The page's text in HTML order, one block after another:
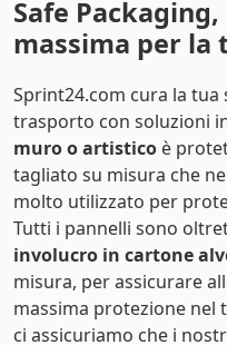
Safe
massima per la
Sprint24.com cura la
trasporto con soluzioni
muro o artistico è
tagliato su misura che
molto utilizzato per
Tutti i pannelli sono
involucro in cartone
misura, per assicurare
massima protezione nel
ci assicuriamo che i